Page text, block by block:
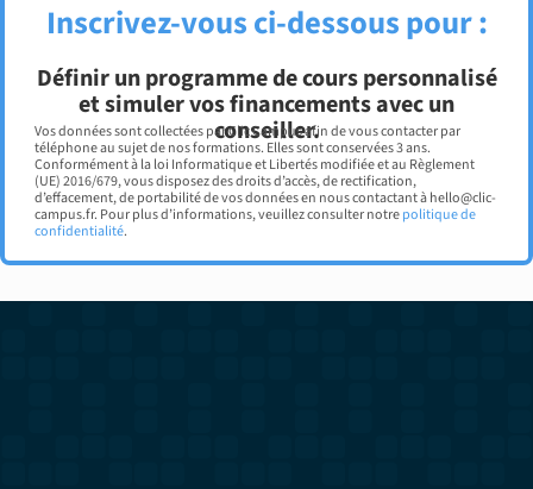
Inscrivez-vous ci-dessous pour :
Définir un programme de cours personnalisé
et simuler vos financements avec un
conseiller.
Vos données sont collectées par Clic Campus afin de vous contacter par
téléphone au sujet de nos formations. Elles sont conservées 3 ans.
Conformément à la loi Informatique et Libertés modifiée et au Règlement
(UE) 2016/679, vous disposez des droits d’accès, de rectification,
d’effacement, de portabilité de vos données en nous contactant à hello@clic-
campus.fr. Pour plus d’informations, veuillez consulter notrepolitique de
confidentialité.